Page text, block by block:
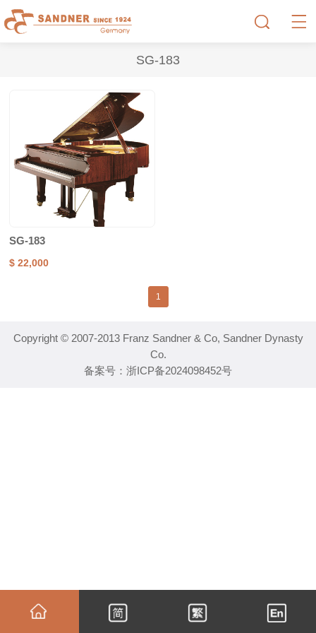
SG-183
SG-183
$ 22,000
1
Copyright © 2007-2013 Franz Sandner & Co, Sandner Dynasty
Co.
备案号： 浙ICP备2024098452号